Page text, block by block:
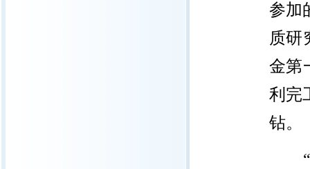
参加
质研
金第
利完
钻。